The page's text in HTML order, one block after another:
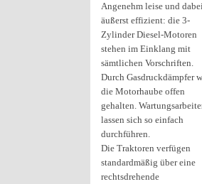
Angenehm leise und
äußerst effizient: die 3-
Zylinder Diesel-Motoren
stehen im Einklang mit
sämtlichen Vorschriften.
Durch Gasdruckdämpfer
die Motorhaube offen
gehalten.
lassen sich so einfach
durchführen.
Die Traktoren verfügen
standardmäßig über eine
rechtsdrehende